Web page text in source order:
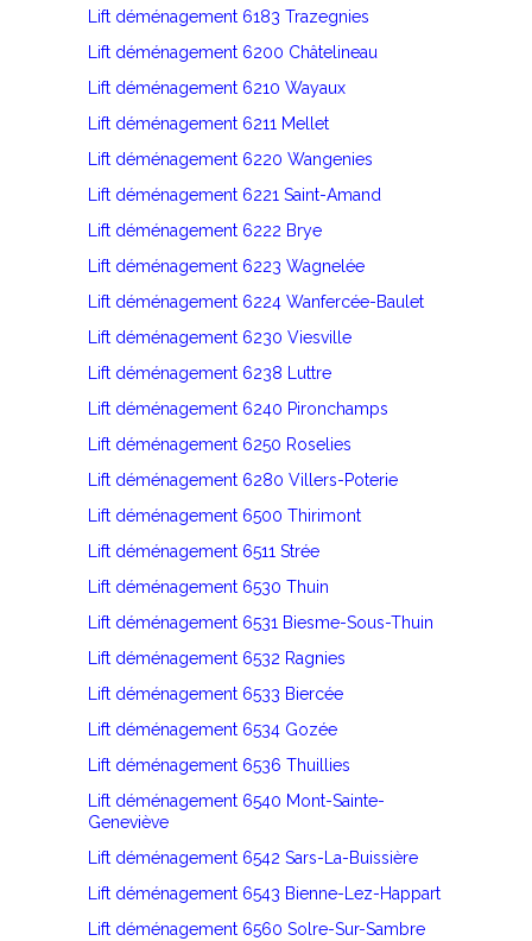
Lift déménagement 6183 Trazegnies
Lift déménagement 6200 Châtelineau
Lift déménagement 6210 Wayaux
Lift déménagement 6211 Mellet
Lift déménagement 6220 Wangenies
Lift déménagement 6221 Saint-Amand
Lift déménagement 6222 Brye
Lift déménagement 6223 Wagnelée
Lift déménagement 6224 Wanfercée-Baulet
Lift déménagement 6230 Viesville
Lift déménagement 6238 Luttre
Lift déménagement 6240 Pironchamps
Lift déménagement 6250 Roselies
Lift déménagement 6280 Villers-Poterie
Lift déménagement 6500 Thirimont
Lift déménagement 6511 Strée
Lift déménagement 6530 Thuin
Lift déménagement 6531 Biesme-Sous-Thuin
Lift déménagement 6532 Ragnies
Lift déménagement 6533 Biercée
Lift déménagement 6534 Gozée
Lift déménagement 6536 Thuillies
Lift déménagement 6540 Mont-Sainte-
Geneviève
Lift déménagement 6542 Sars-La-Buissière
Lift déménagement 6543 Bienne-Lez-Happart
Lift déménagement 6560 Solre-Sur-Sambre